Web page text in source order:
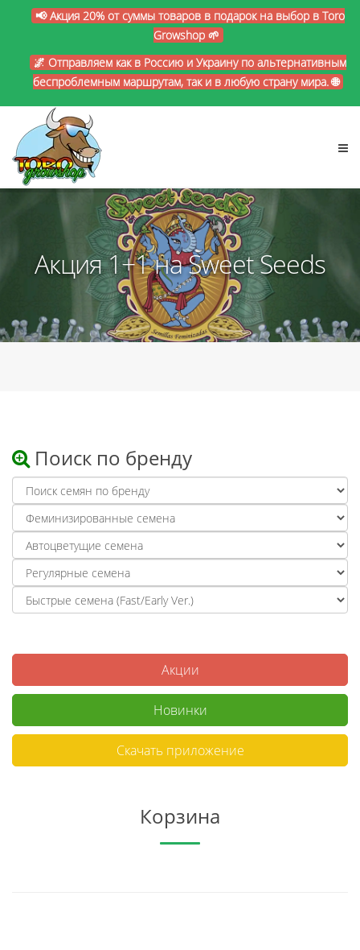
📢 Акция 20% от суммы товаров в подарок на выбор в Toro
Growshop 🌱
🌌 Отправляем как в Россию и Украину по альтернативным
беспроблемным маршрутам, так и в любую страну мира. 🌐
Акция 1+1 на Sweet Seeds
Поиск по бренду
Акции
Новинки
Скачать приложение
Корзина